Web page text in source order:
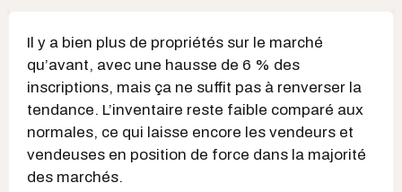
Il y a bien plus de propriétés sur le marché
qu’avant, avec une hausse de 6 % des
inscriptions, mais ça ne suffit pas à renverser la
tendance. L’inventaire reste faible comparé aux
normales, ce qui laisse encore les vendeurs et
vendeuses en position de force dans la majorité
des marchés.